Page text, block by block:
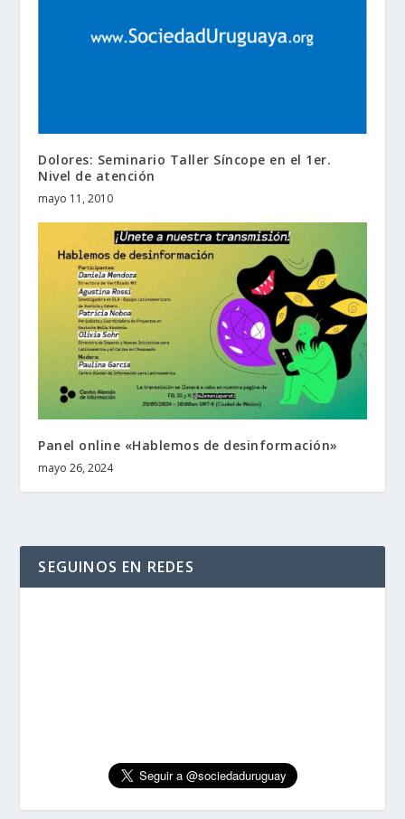
Dolores: Seminario Taller Síncope en el 1er.
Nivel de atención
mayo 11, 2010
Panel online «Hablemos de desinformación»
mayo 26, 2024
SEGUINOS EN REDES